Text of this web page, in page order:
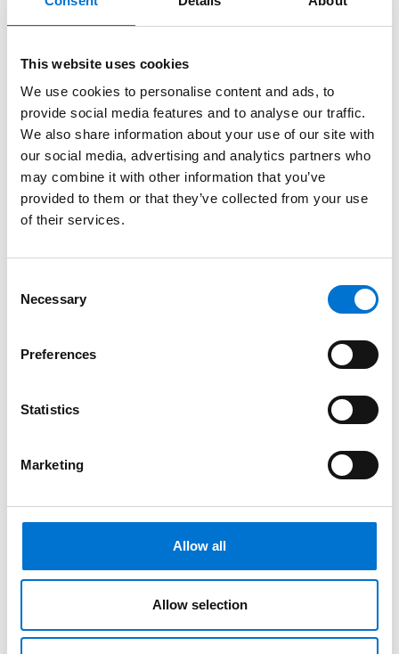
This website uses cookies
We use cookies to personalise content and ads, to
provide social media features and to analyse our traffic.
We also share information about your use of our site with
our social media, advertising and analytics partners who
may combine it with other information that you’ve
provided to them or that they’ve collected from your use
of their services.
Selection
Necessary
Preferences
Statistics
Marketing
Allow all
Allow selection